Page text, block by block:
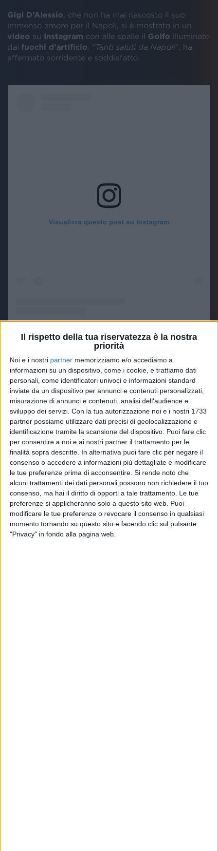
Il rispetto della tua riservatezza è la nostra
priorità
Noi e i nostri partner memorizziamo e/o accediamo a
informazioni su un dispositivo, come i cookie, e trattiamo dati
personali, come identificatori univoci e informazioni standard
inviate da un dispositivo per annunci e contenuti personalizzati,
misurazione di annunci e contenuti, analisi dell'audience e
sviluppo dei servizi. Con la tua autorizzazione noi e i nostri 1733
partner possiamo utilizzare dati precisi di geolocalizzazione e
identificazione tramite la scansione del dispositivo. Puoi fare clic
per consentire a noi e ai nostri partner il trattamento per le
finalità sopra descritte. In alternativa puoi fare clic per negare il
consenso o accedere a informazioni più dettagliate e modificare
le tue preferenze prima di acconsentire. Si rende noto che
alcuni trattamenti dei dati personali possono non richiedere il tuo
consenso, ma hai il diritto di opporti a tale trattamento. Le tue
preferenze si applicheranno solo a questo sito web. Puoi
modificare le tue preferenze o revocare il consenso in qualsiasi
momento tornando su questo sito e facendo clic sul pulsante
"Privacy" in fondo alla pagina web.
Gigi D’Alessio , che non ha mai nascosto il suo
immenso amore per il Napoli, si è mostrato in un
video su Instagram con alle spalle il Golfo illuminato
dai fuochi d’artificio . “Tanti saluti da Napoli”, ha
affermato sorridente e soddisfatto.
Visualizza questo post su Instagram
Un post condiviso da Gigi D'Alessio (@gigidalessioreal)
Il figlio,LDA(il nome d’arte di Luca D’Alessio), ha
postato laclipdell’esultanza negli spogliatoi dei
calciatori con uncuore azzurro (il colore della
squadra). Chissà se manterrà lapromessafatta ai
nostriDaniela CappellettiedEmiliano Picardia
Sanremo. Aveva detto che, se il Napoli avesse vinto il
campionato , avrebbe fatto una canzonecon
l’impronunciabileKvaratskhelia (il cognome
dell’attaccante del Napoli).
Edoardo Bennato, napoletano DOC, ha ringraziato i
giocatori. “Napoli torna Campione”, ha aggiunto.